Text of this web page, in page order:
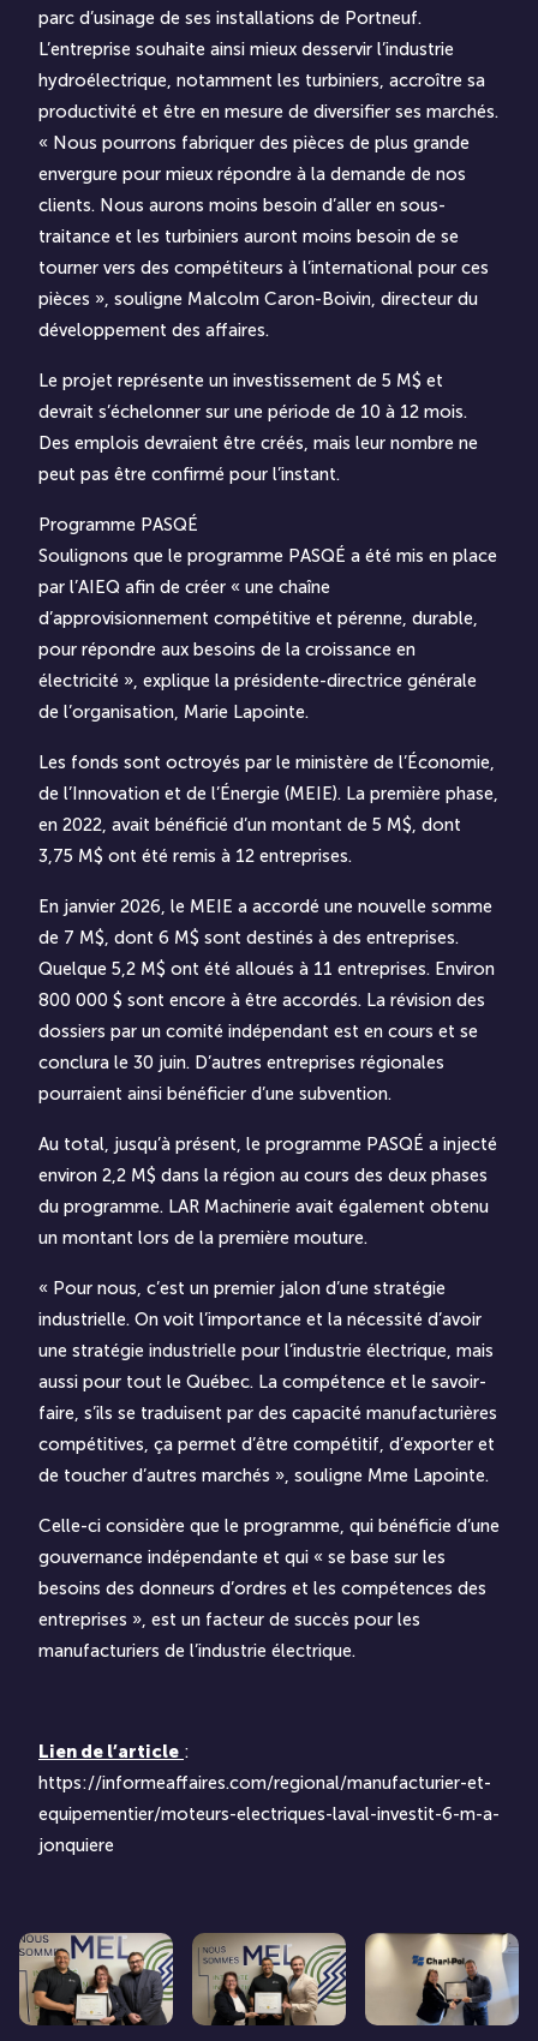
parc d’usinage de ses installations de Portneuf.
L’entreprise souhaite ainsi mieux desservir l’industrie
hydroélectrique, notamment les turbiniers, accroître sa
productivité et être en mesure de diversifier ses marchés.
« Nous pourrons fabriquer des pièces de plus grande
envergure pour mieux répondre à la demande de nos
clients. Nous aurons moins besoin d’aller en sous-
traitance et les turbiniers auront moins besoin de se
tourner vers des compétiteurs à l’international pour ces
pièces », souligne Malcolm Caron-Boivin, directeur du
développement des affaires.
Le projet représente un investissement de 5 M$ et
devrait s’échelonner sur une période de 10 à 12 mois.
Des emplois devraient être créés, mais leur nombre ne
peut pas être confirmé pour l’instant.
Programme PASQÉ
Soulignons que le programme PASQÉ a été mis en place
par l’AIEQ afin de créer « une chaîne
d’approvisionnement compétitive et pérenne, durable,
pour répondre aux besoins de la croissance en
électricité », explique la présidente-directrice générale
de l’organisation, Marie Lapointe.
Les fonds sont octroyés par le ministère de l’Économie,
de l’Innovation et de l’Énergie (MEIE). La première phase,
en 2022, avait bénéficié d’un montant de 5 M$, dont
3,75 M$ ont été remis à 12 entreprises.
En janvier 2026, le MEIE a accordé une nouvelle somme
de 7 M$, dont 6 M$ sont destinés à des entreprises.
Quelque 5,2 M$ ont été alloués à 11 entreprises. Environ
800 000 $ sont encore à être accordés. La révision des
dossiers par un comité indépendant est en cours et se
conclura le 30 juin. D’autres entreprises régionales
pourraient ainsi bénéficier d’une subvention.
Au total, jusqu’à présent, le programme PASQÉ a injecté
environ 2,2 M$ dans la région au cours des deux phases
du programme. LAR Machinerie avait également obtenu
un montant lors de la première mouture.
« Pour nous, c’est un premier jalon d’une stratégie
industrielle. On voit l’importance et la nécessité d’avoir
une stratégie industrielle pour l’industrie électrique, mais
aussi pour tout le Québec. La compétence et le savoir-
faire, s’ils se traduisent par des capacité manufacturières
compétitives, ça permet d’être compétitif, d’exporter et
de toucher d’autres marchés », souligne Mme Lapointe.
Celle-ci considère que le programme, qui bénéficie d’une
gouvernance indépendante et qui « se base sur les
besoins des donneurs d’ordres et les compétences des
entreprises », est un facteur de succès pour les
manufacturiers de l’industrie électrique.
Lien de l’article :
https://informeaffaires.com/regional/manufacturier-et-
equipementier/moteurs-electriques-laval-investit-6-m-a-
jonquiere
Image Moteurs électriques Laval investit 6 M$ à Jonquière
Image Moteurs électriques Laval investit
Image Moteurs